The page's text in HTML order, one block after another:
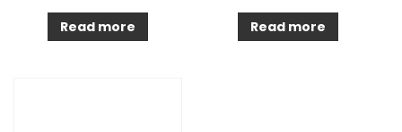
Read more Read more